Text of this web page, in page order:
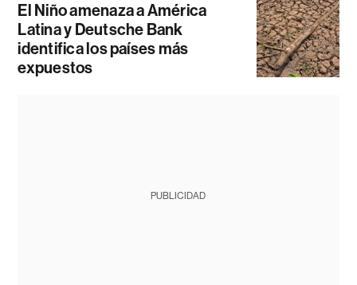
El Niño amenaza a América
Latina y Deutsche Bank
identifica los países más
expuestos
PUBLICIDAD